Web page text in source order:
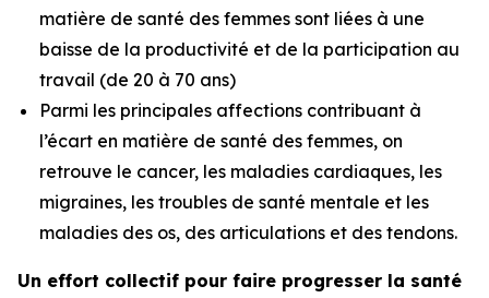
matière de santé des femmes sont liées à une
baisse de la productivité et de la participation au
travail (de 20 à 70 ans)
Parmi les principales affections contribuant à
l’écart en matière de santé des femmes, on
retrouve le cancer, les maladies cardiaques, les
migraines, les troubles de santé mentale et les
maladies des os, des articulations et des tendons.
Un effort collectif pour faire progresser la santé